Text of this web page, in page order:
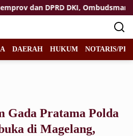
DPRD DKI, Ombudsman, serta
DAERAH HUKUM NOTARIS/
Gada Pratama Polda
di Magelang,